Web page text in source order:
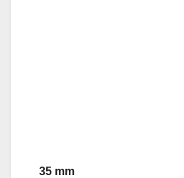
35 mm